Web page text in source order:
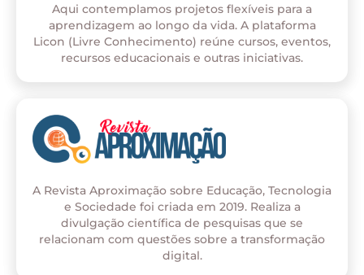
Aqui contemplamos projetos flexíveis para a
aprendizagem ao longo da vida. A plataforma
Licon (Livre Conhecimento) reúne cursos, eventos,
recursos educacionais e outras iniciativas.
A Revista Aproximação sobre Educação, Tecnologia
e Sociedade foi criada em 2019. Realiza a
divulgação científica de pesquisas que se
relacionam com questões sobre a transformação
digital.